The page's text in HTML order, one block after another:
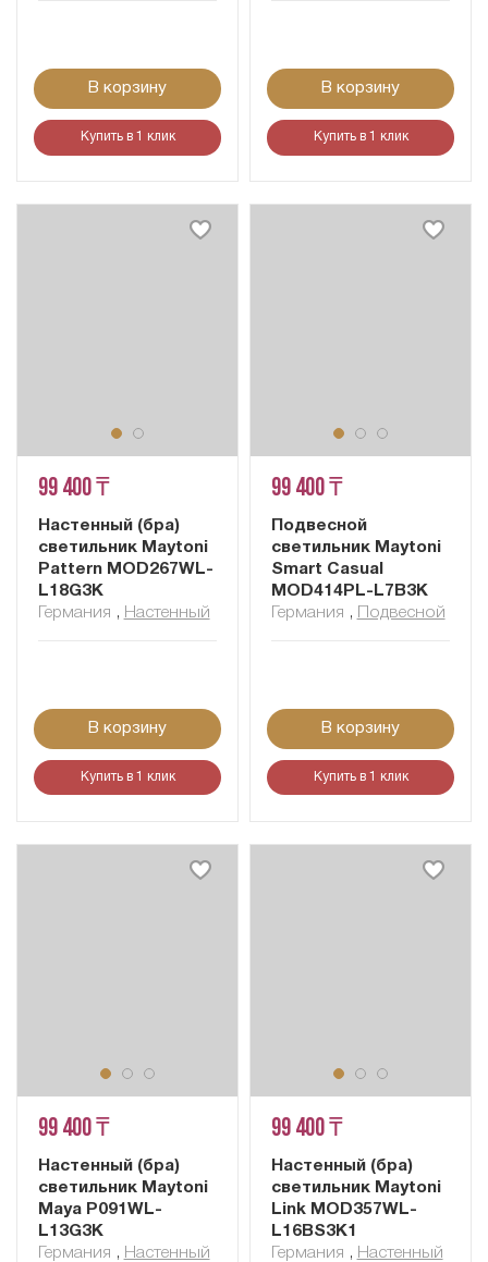
В корзину
Купить в 1 клик
В корзину
Купить в 1 клик
99 400 ₸
Настенный (бра)
светильник Maytoni
Pattern MOD267WL-
L18G3K
Германия , Настенный
В корзину
Купить в 1 клик
99 400 ₸
Подвесной
светильник Maytoni
Smart Casual
MOD414PL-L7B3K
Германия , Подвесной
В корзину
Купить в 1 клик
99 400 ₸
Настенный (бра)
светильник Maytoni
Maya P091WL-
L13G3K
Германия , Настенный
99 400 ₸
Настенный (бра)
светильник Maytoni
Link MOD357WL-
L16BS3K1
Германия , Настенный